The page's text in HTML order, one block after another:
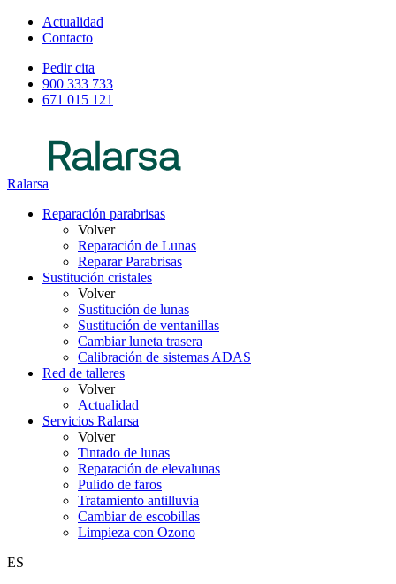
Actualidad
Contacto
Pedir cita
900 333 733
671 015 121
Ralarsa
Reparación parabrisas
Volver
Reparación de Lunas
Reparar Parabrisas
Sustitución cristales
Volver
Sustitución de lunas
Sustitución de ventanillas
Cambiar luneta trasera
Calibración de sistemas ADAS
Red de talleres
Volver
Actualidad
Servicios Ralarsa
Volver
Tintado de lunas
Reparación de elevalunas
Pulido de faros
Tratamiento antilluvia
Cambiar de escobillas
Limpieza con Ozono
ES